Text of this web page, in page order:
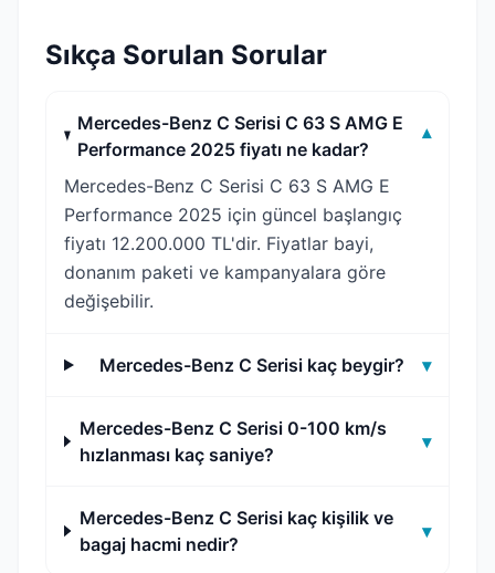
Sıkça Sorulan Sorular
Mercedes-Benz C Serisi C 63 S AMG E
Performance 2025 fiyatı ne kadar?
▾
Mercedes-Benz C Serisi C 63 S AMG E
Performance 2025 için güncel başlangıç
fiyatı 12.200.000 TL'dir. Fiyatlar bayi,
donanım paketi ve kampanyalara göre
değişebilir.
Mercedes-Benz C Serisi kaç beygir? ▾
Mercedes-Benz C Serisi 0-100 km/s
hızlanması kaç saniye?
▾
Mercedes-Benz C Serisi kaç kişilik ve
bagaj hacmi nedir?
▾